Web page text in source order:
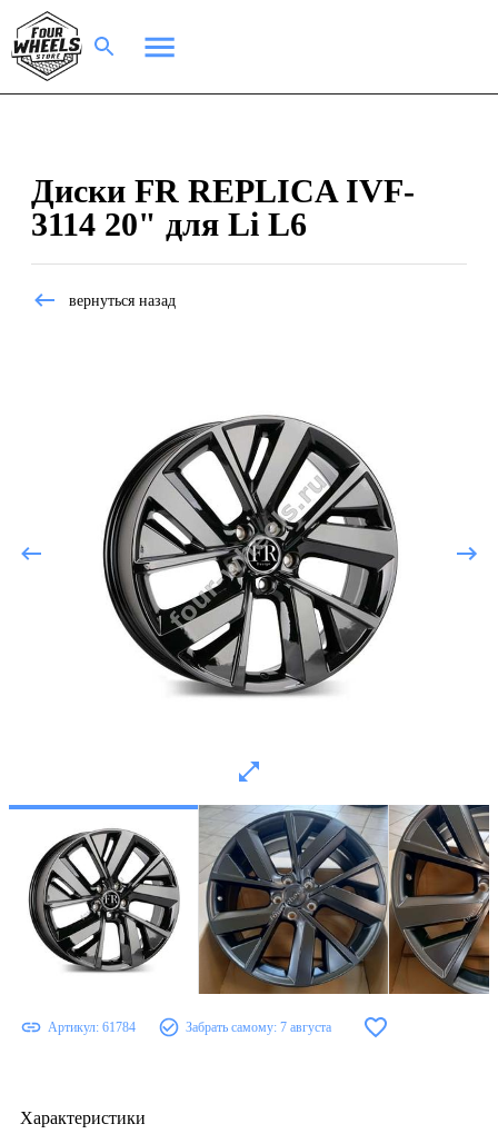
Диски FR REPLICA IVF-
3114 20" для Li L6
вернуться назад
Артикул: 61784 Забрать самому: 7 августа
Характеристики